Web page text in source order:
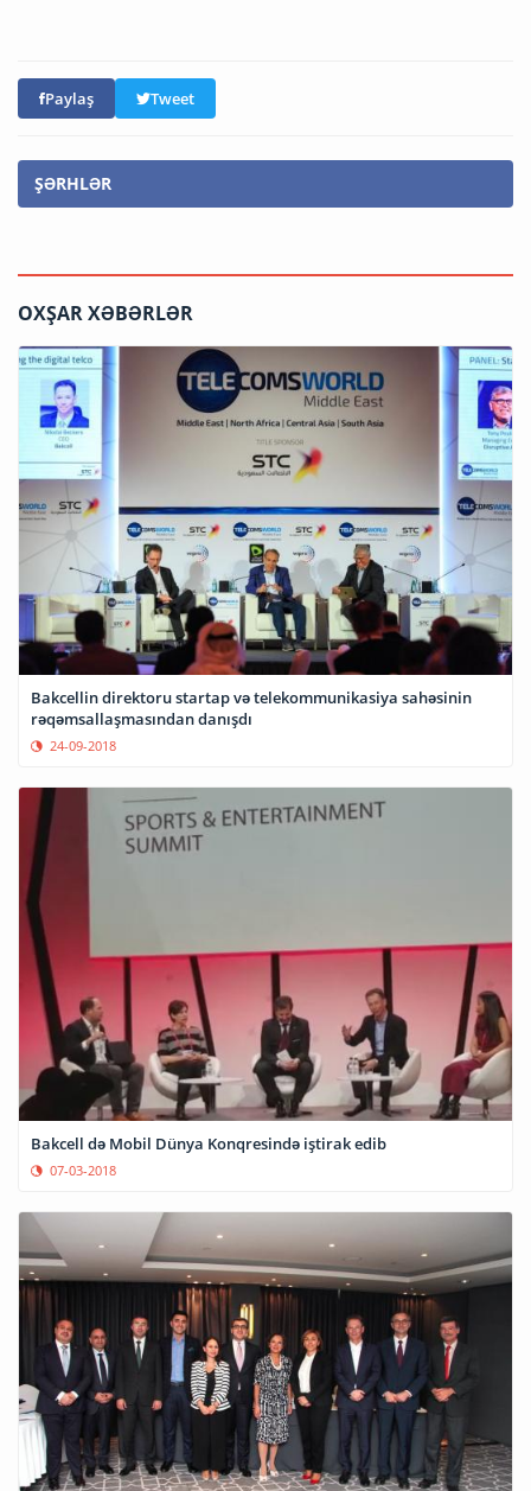
Paylaş Tweet
ŞƏRHLƏR
OXŞAR XƏBƏRLƏR
Bakcellin direktoru startap və telekommunikasiya sahəsinin
rəqəmsallaşmasından danışdı
24-09-2018
Bakcell də Mobil Dünya Konqresində iştirak edib
07-03-2018